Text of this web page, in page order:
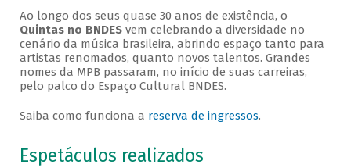
Ao longo dos seus quase 30 anos de existência, o
Quintas no BNDESvem celebrando a diversidade no
cenário da música brasileira, abrindo espaço tanto para
artistas renomados, quanto novos talentos. Grandes
nomes da MPB passaram, no início de suas carreiras,
pelo palco do Espaço Cultural BNDES.
Saiba como funciona a reserva de ingressos.
Espetáculos realizados